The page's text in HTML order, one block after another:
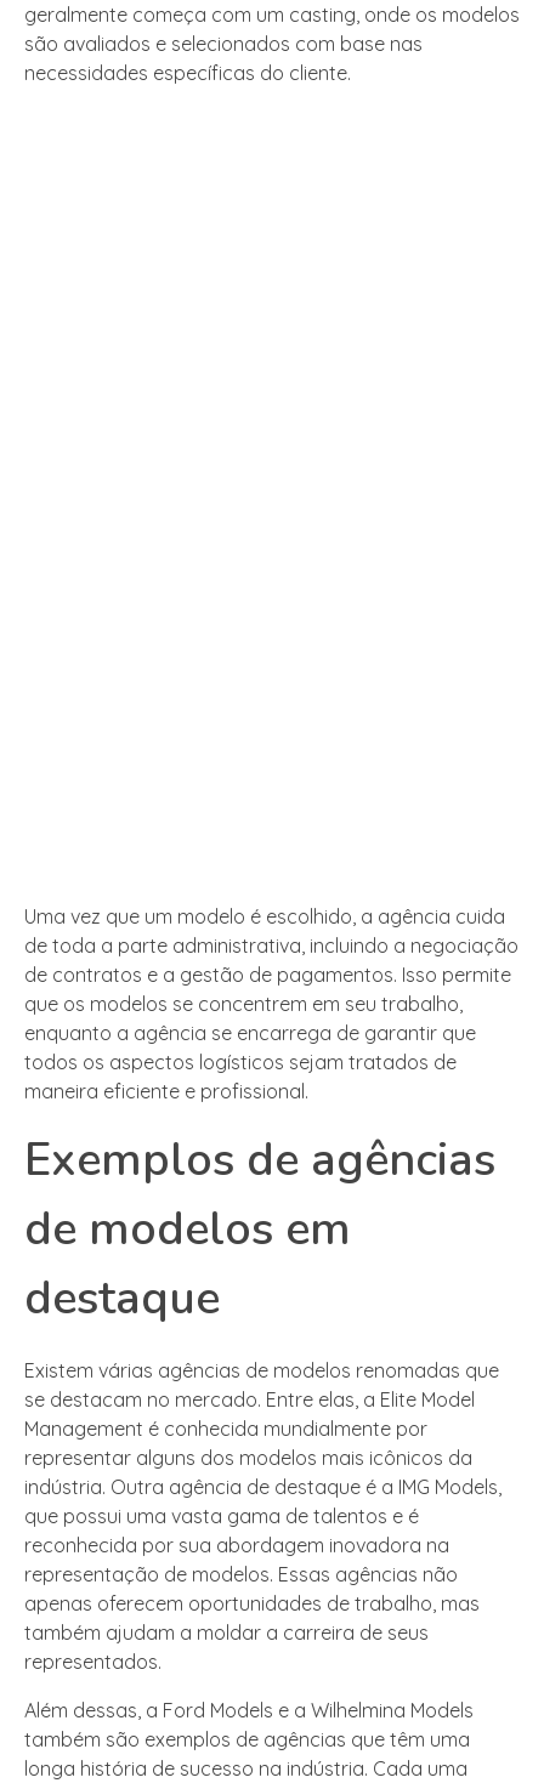
geralmente começa com um casting, onde os modelos
são avaliados e selecionados com base nas
necessidades específicas do cliente.
Uma vez que um modelo é escolhido, a agência cuida
de toda a parte administrativa, incluindo a negociação
de contratos e a gestão de pagamentos. Isso permite
que os modelos se concentrem em seu trabalho,
enquanto a agência se encarrega de garantir que
todos os aspectos logísticos sejam tratados de
maneira eficiente e profissional.
Exemplos de agências
de modelos em
destaque
Existem várias agências de modelos renomadas que
se destacam no mercado. Entre elas, a Elite Model
Management é conhecida mundialmente por
representar alguns dos modelos mais icônicos da
indústria. Outra agência de destaque é a IMG Models,
que possui uma vasta gama de talentos e é
reconhecida por sua abordagem inovadora na
representação de modelos. Essas agências não
apenas oferecem oportunidades de trabalho, mas
também ajudam a moldar a carreira de seus
representados.
Além dessas, a Ford Models e a Wilhelmina Models
também são exemplos de agências que têm uma
longa história de sucesso na indústria. Cada uma